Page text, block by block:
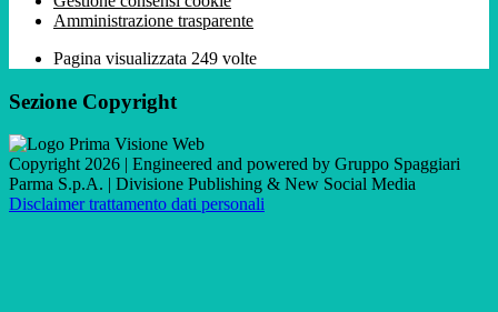
Amministrazione trasparente
Pagina visualizzata 249 volte
Sezione Copyright
Copyright 2026 | Engineered and powered by Gruppo Spaggiari
Parma S.p.A. | Divisione Publishing & New Social Media
Disclaimer trattamento dati personali